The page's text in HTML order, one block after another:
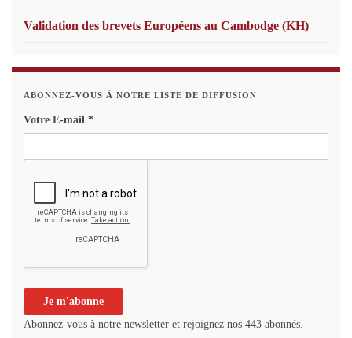
Validation des brevets Européens au Cambodge (KH)
ABONNEZ-VOUS À NOTRE LISTE DE DIFFUSION
Votre E-mail *
Abonnez-vous à notre newsletter et rejoignez nos 443 abonnés.